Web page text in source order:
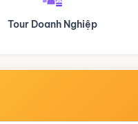
Du lịch Hành Hương